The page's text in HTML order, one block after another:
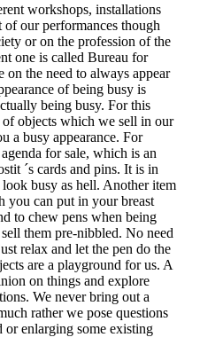
workshops, installations
our performances though
or on the profession of the
one is called Bureau for
on the need to always appear
of being busy is
being busy. For this
of objects which we sell in our
a busy appearance. For
for sale, which is an
´s cards and pins. It is in
busy as hell. Another item
you can put in your breast
to chew pens when being
them pre-nibbled. No need
relax and let the pen do the
are a playground for us. A
on things and explore
We never bring out a
rather we pose questions
enlarging some existing